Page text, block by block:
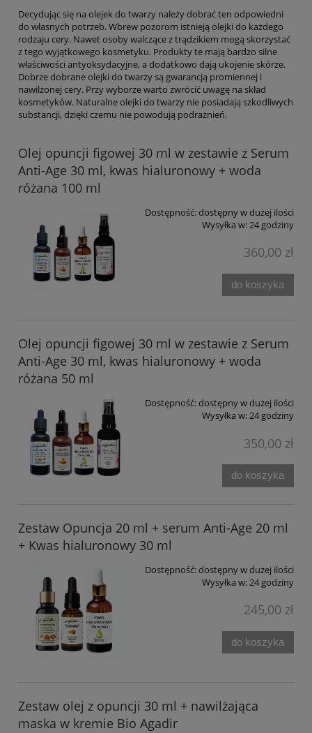
Decydując się na olejek do twarzy należy dobrać ten odpowiedni
do własnych potrzeb. Wbrew pozorom istnieją olejki do każdego
rodzaju cery. Nawet osoby walczące z trądzikiem mogą skorzystać
z tego wyjątkowego kosmetyku. Produkty te mają bardzo silne
właściwości antyoksydacyjne, a dodatkowo dają ukojenie skórze.
Dobrze dobrane olejki do twarzy są gwarancją promiennej i
nawilżonej cery. Przy wyborze warto zwrócić uwagę na skład
kosmetyków. Naturalne olejki do twarzy nie posiadają szkodliwych
substancji, dzięki czemu nie powodują podrażnień.
Olej opuncji figowej 30 ml w zestawie z Serum
Anti-Age 30 ml, kwas hialuronowy + woda
różana 100 ml
Dostępność:dostępny w dużej ilości
Wysyłka w:24 godziny
360,00 zł
do koszyka
Olej opuncji figowej 30 ml w zestawie z Serum
Anti-Age 30 ml, kwas hialuronowy + woda
różana 50 ml
Dostępność:dostępny w dużej ilości
Wysyłka w:24 godziny
350,00 zł
do koszyka
Zestaw Opuncja 20 ml + serum Anti-Age 20 ml
+ Kwas hialuronowy 30 ml
Dostępność:dostępny w dużej ilości
Wysyłka w:24 godziny
245,00 zł
do koszyka
Zestaw olej z opuncji 30 ml + nawilżająca
maska w kremie Bio Agadir